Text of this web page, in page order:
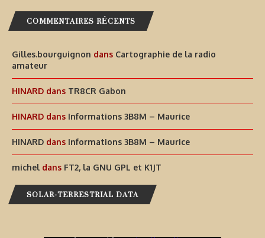
COMMENTAIRES RÉCENTS
Gilles.bourguignon dans Cartographie de la radio
amateur
HINARD dans TR8CR Gabon
HINARD dans Informations 3B8M – Maurice
HINARD dans Informations 3B8M – Maurice
michel dans FT2, la GNU GPL et K1JT
SOLAR-TERRESTRIAL DATA